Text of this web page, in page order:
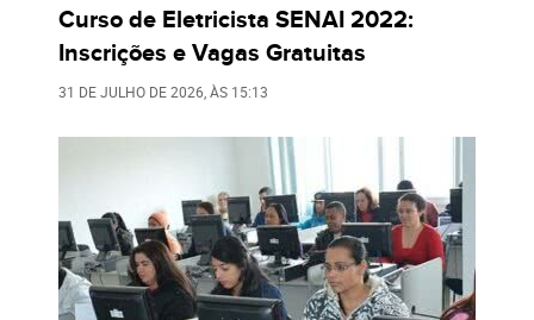
Curso de Eletricista SENAI 2022:
Inscrições e Vagas Gratuitas
31 DE JULHO DE 2026 , ÀS 15:13